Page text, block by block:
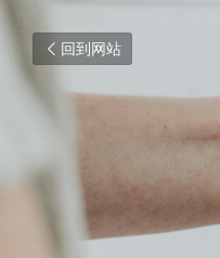
回到网站